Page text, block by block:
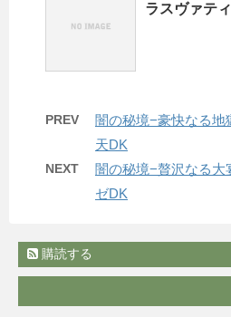
ラスヴァテ
PREV
闇の秘境−豪快なる
天DK
NEXT
闇の秘境−贅沢なる
ゼDK
購読する